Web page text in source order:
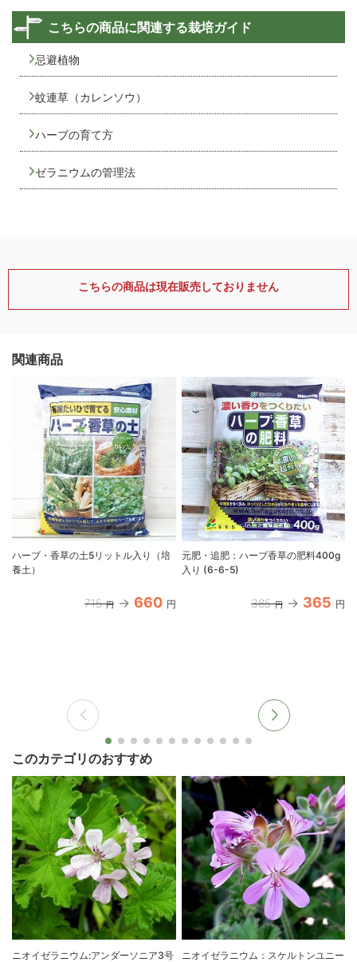
こちらの商品に関連する栽培ガイド
忌避植物
蚊連草（カレンソウ）
ハーブの育て方
ゼラニウムの管理法
こちらの商品は現在販売しておりません
関連商品
ハーブ・香草の土5リットル入り（培
養土）
715 円 660 円
元肥・追肥：ハーブ香草の肥料400g
入り (6-6-5)
385 円 365 円
このカテゴリのおすすめ
ニオイゼラニウム:アンダーソニア3号
ニオイゼラニウム：スケルトンユニー